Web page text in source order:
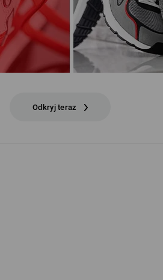
Odkryj teraz